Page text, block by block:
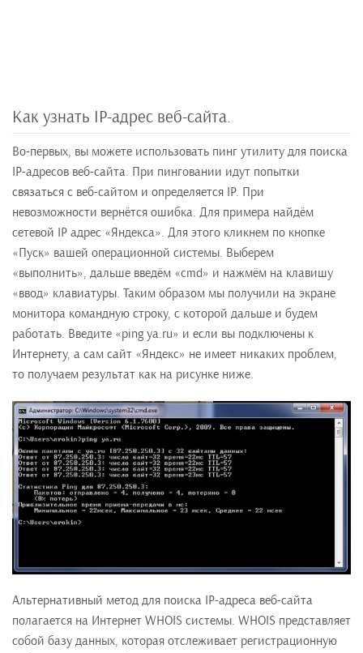
Как узнать IP-адрес веб-сайта.
Во-первых, вы можете использовать пинг утилиту для поиска
IP-адресов веб-сайта. При пинговании идут попытки
связаться с веб-сайтом и определяется IP. При
невозможности вернётся ошибка. Для примера найдём
сетевой IP адрес «Яндекса». Для этого кликнем по кнопке
«Пуск» вашей операционной системы. Выберем
«выполнить», дальше введём «cmd» и нажмём на клавишу
«ввод» клавиатуры. Таким образом мы получили на экране
монитора командную строку, с которой дальше и будем
работать. Введите «ping ya.ru» и если вы подключены к
Интернету, а сам сайт «Яндекс» не имеет никаких проблем,
то получаем результат как на рисунке ниже.
Альтернативный метод для поиска IP-адреса веб-сайта
полагается на Интернет WHOIS системы. WHOIS представляет
собой базу данных, которая отслеживает регистрационную